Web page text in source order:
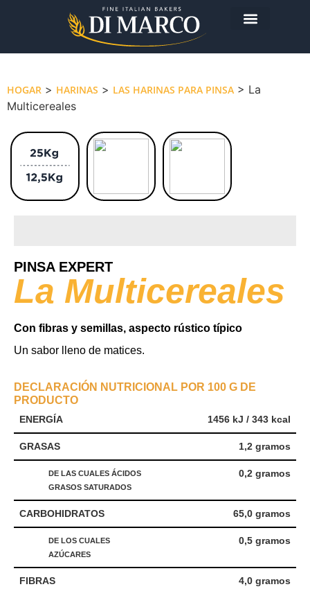
HOGAR > HARINAS > LAS HARINAS PARA PINSA > La
Multicereales
PINSA EXPERT
La Multicereales
Con fibras y semillas, aspecto rústico típico
Un sabor lleno de matices.
DECLARACIÓN NUTRICIONAL POR 100 G DE
PRODUCTO
ENERGÍA 1456 kJ / 343 kcal
GRASAS 1,2 gramos
DE LAS CUALES ÁCIDOS
GRASOS SATURADOS
0,2 gramos
CARBOHIDRATOS 65,0 gramos
DE LOS CUALES
AZÚCARES
0,5 gramos
FIBRAS 4,0 gramos